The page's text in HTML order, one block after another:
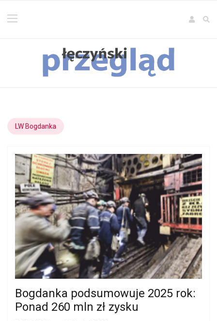
LW Bogdanka
Bogdanka podsumowuje 2025 rok:
Ponad 260 mln zł zysku